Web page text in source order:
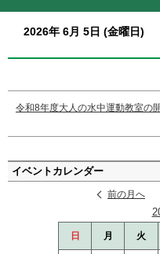
2026年 6月 5日 (金曜日)
令和8年度大人の水中運動教室の
ー
ジ
イベントカレンダー
前の月へ
日 月 火